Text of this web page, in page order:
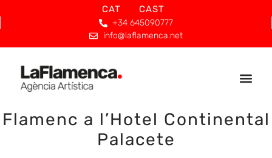
CAT CAST
+34 645090777
info@laflamenca.net
Flamenc a l’Hotel Continental
Palacete